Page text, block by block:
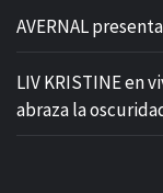
AVERNAL
LIV KRISTINE en
abraza la